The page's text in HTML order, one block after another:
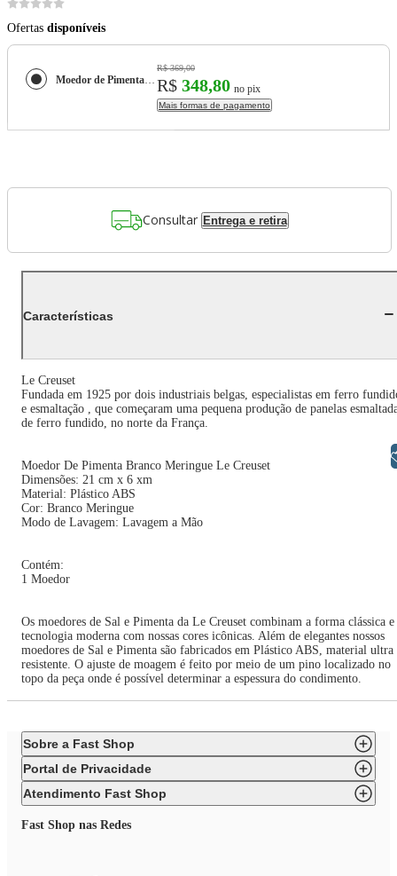
Ofertas disponíveis
Moedor de Pimenta Branco Meringue Le Creuset
R$ 369,00
R$ 348,80 no pix
Mais formas de pagamento
Consultar Entrega e retira
Características
Le Creuset
Fundada em 1925 por dois industriais belgas, especialistas em ferro
e esmaltação , que começaram uma pequena produção de panelas
de ferro fundido, no norte da França.
Moedor De Pimenta Branco Meringue Le Creuset
Dimensões: 21 cm x 6 xm
Material: Plástico ABS
Cor: Branco Meringue
Modo de Lavagem: Lavagem a Mão
Contém:
1 Moedor
Os moedores de Sal e Pimenta da Le Creuset combinam a forma clássica e
tecnologia moderna com nossas cores icônicas. Além de elegantes nossos
moedores de Sal e Pimenta são fabricados em Plástico ABS, material ultra
resistente. O ajuste de moagem é feito por meio de um pino localizado no
topo da peça onde é possível determinar a espessura do condimento.
Sobre a Fast Shop
Portal de Privacidade
Atendimento Fast Shop
Fast Shop nas Redes